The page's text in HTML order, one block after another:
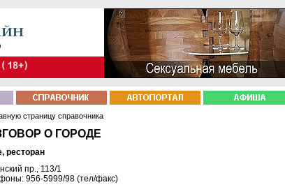
страницу справочника
О ГОРОДЕ
ресторан
пр., 113/1
956-5999/98 (тел/факс)